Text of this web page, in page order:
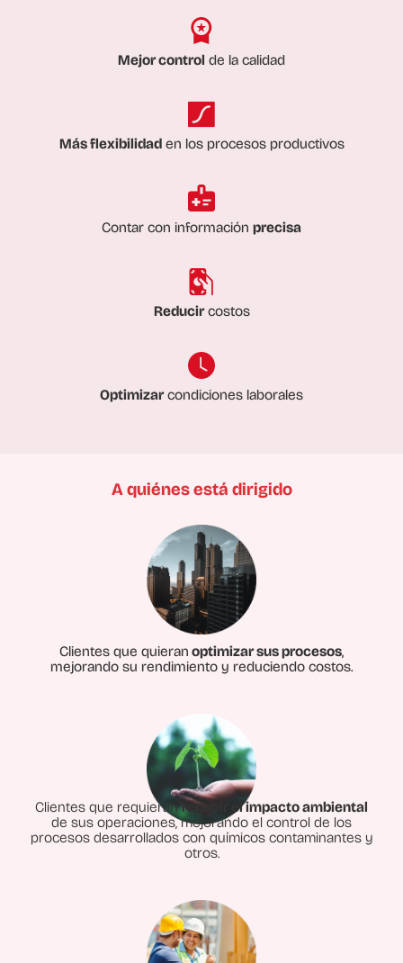
Mejor control de la calidad
Más flexibilidaden los procesos productivos
Contar con información precisa
Reducircostos
Optimizarcondiciones laborales
A quiénes está dirigido
Clientes que quieran optimizar sus procesos,
mejorando su rendimiento y reduciendo costos.
Clientes que requieranreducir el impacto ambiental
de sus operaciones, mejorando el control de los
procesos desarrollados con químicos contaminantes y
otros.